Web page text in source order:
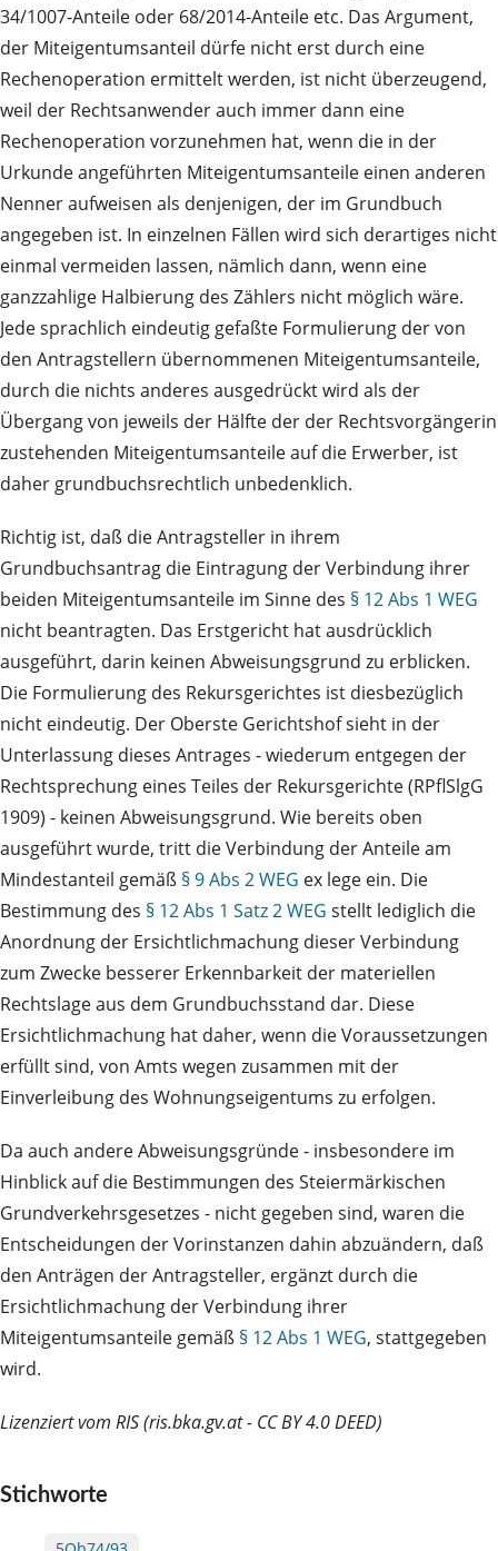
34/1007-Anteile oder 68/2014-Anteile etc. Das Argument,
der Miteigentumsanteil dürfe nicht erst durch eine
Rechenoperation ermittelt werden, ist nicht überzeugend,
weil der Rechtsanwender auch immer dann eine
Rechenoperation vorzunehmen hat, wenn die in der
Urkunde angeführten Miteigentumsanteile einen anderen
Nenner aufweisen als denjenigen, der im Grundbuch
angegeben ist. In einzelnen Fällen wird sich derartiges nicht
einmal vermeiden lassen, nämlich dann, wenn eine
ganzzahlige Halbierung des Zählers nicht möglich wäre.
Jede sprachlich eindeutig gefaßte Formulierung der von
den Antragstellern übernommenen Miteigentumsanteile,
durch die nichts anderes ausgedrückt wird als der
Übergang von jeweils der Hälfte der der Rechtsvorgängerin
zustehenden Miteigentumsanteile auf die Erwerber, ist
daher grundbuchsrechtlich unbedenklich.
Richtig ist, daß die Antragsteller in ihrem
Grundbuchsantrag die Eintragung der Verbindung ihrer
beiden Miteigentumsanteile im Sinne des § 12 Abs 1 WEG
nicht beantragten. Das Erstgericht hat ausdrücklich
ausgeführt, darin keinen Abweisungsgrund zu erblicken.
Die Formulierung des Rekursgerichtes ist diesbezüglich
nicht eindeutig. Der Oberste Gerichtshof sieht in der
Unterlassung dieses Antrages - wiederum entgegen der
Rechtsprechung eines Teiles der Rekursgerichte (RPflSlgG
1909) - keinen Abweisungsgrund. Wie bereits oben
ausgeführt wurde, tritt die Verbindung der Anteile am
Mindestanteil gemäß § 9 Abs 2 WEG ex lege ein. Die
Bestimmung des § 12 Abs 1 Satz 2 WEG stellt lediglich die
Anordnung der Ersichtlichmachung dieser Verbindung
zum Zwecke besserer Erkennbarkeit der materiellen
Rechtslage aus dem Grundbuchsstand dar. Diese
Ersichtlichmachung hat daher, wenn die Voraussetzungen
erfüllt sind, von Amts wegen zusammen mit der
Einverleibung des Wohnungseigentums zu erfolgen.
Da auch andere Abweisungsgründe - insbesondere im
Hinblick auf die Bestimmungen des Steiermärkischen
Grundverkehrsgesetzes - nicht gegeben sind, waren die
Entscheidungen der Vorinstanzen dahin abzuändern, daß
den Anträgen der Antragsteller, ergänzt durch die
Ersichtlichmachung der Verbindung ihrer
Miteigentumsanteile gemäß § 12 Abs 1 WEG, stattgegeben
wird.
Lizenziert vom RIS (ris.bka.gv.at - CC BY 4.0 DEED)
Stichworte